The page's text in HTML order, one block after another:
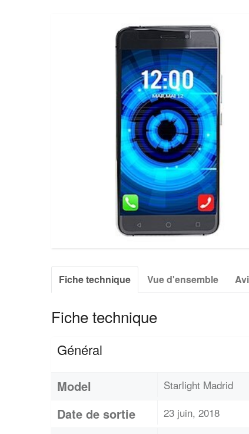
Fiche technique Vue d'ensemble
Fiche technique
Général
Model Starlight Madrid
Date de sortie 23 juin, 2018